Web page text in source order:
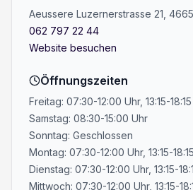
Aeussere Luzernerstrasse 21,
062 797 22 44
Website besuchen
Öffnungszeiten
Freitag: 07:30-12:00 Uhr, 13:15-
Samstag: 08:30-15:00 Uhr
Sonntag: Geschlossen
Montag: 07:30-12:00 Uhr, 13:15-
Dienstag: 07:30-12:00 Uhr, 13:15-
Mittwoch: 07:30-12:00 Uhr, 13:15-